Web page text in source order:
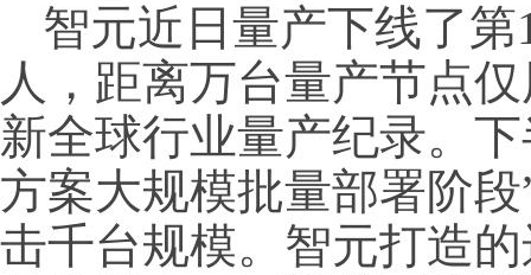
智元近日量产下线了
人，距离万台量产节点
新全球行业量产纪录。
方案大规模批量部署阶
击千台规模。智元打造